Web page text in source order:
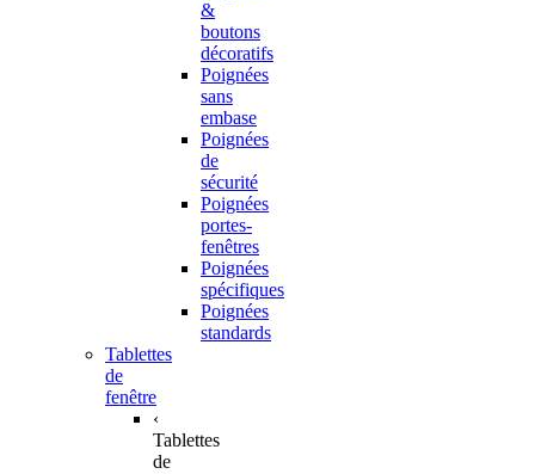
&
boutons
décoratifs
Poignées
sans
embase
Poignées
de
sécurité
Poignées
portes-
fenêtres
Poignées
spécifiques
Poignées
standards
Tablettes
de
fenêtre
‹
Tablettes
de